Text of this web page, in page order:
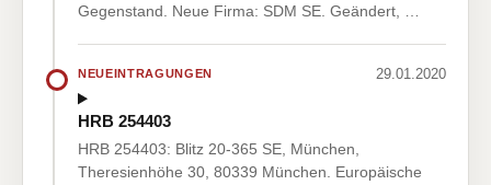
Gegenstand. Neue Firma: SDM SE. Geändert, …
NEUEINTRAGUNGEN 29.01.2020
HRB 254403
HRB 254403: Blitz 20-365 SE, München,
Theresienhöhe 30, 80339 München. Europäische